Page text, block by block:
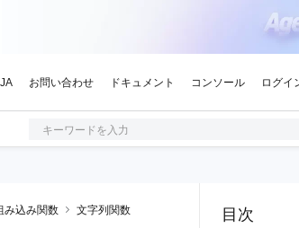
キーワードを入力
み込み関数
文字列関数
目次